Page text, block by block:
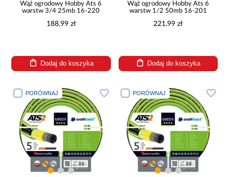
Wąż ogrodowy Hobby Ats 6
warstw 3/4 25mb 16-220
188,99 zł
Dodaj do koszyka
Wąż ogrodowy Hobby Ats 6
warstw 1/2 50mb 16-201
221,99 zł
Dodaj do koszyka
PORÓWNAJ PORÓWNAJ